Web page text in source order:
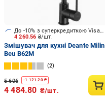
4 260.56 ₴/шт.
До -10% з суперкредиткою Visa Вигода
Змішувач для кухні Deante Milin
Beu B62M
2
5 606 -1 121.20₴
4 484.80 ₴/шт.